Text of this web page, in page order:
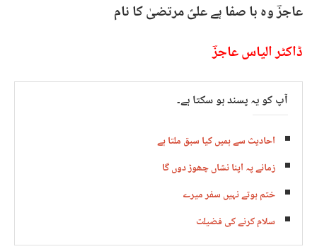
عاجزؔ وہ با صفا ہے علیؑ مرتضیٰ کا نام
ڈاکٹر الیاس عاجزؔ
آپ کو یہ پسند ہو سکتا ہے۔
احادیث سے ہمیں کیا سبق ملتا ہے
زمانے پہ اپنا نشاں چھوڑ دوں گا
ختم ہوتے نہیں سفر میرے
سلام کرنے کی فضیلت